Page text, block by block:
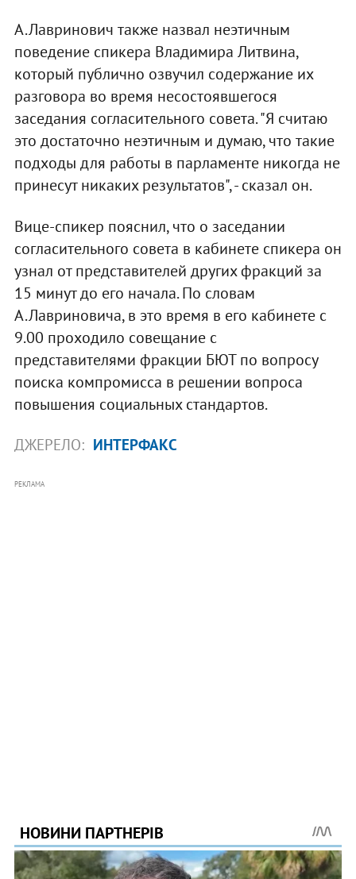
А.Лавринович также назвал неэтичным
поведение спикера Владимира Литвина,
который публично озвучил содержание их
разговора во время несостоявшегося
заседания согласительного совета. "Я считаю
это достаточно неэтичным и думаю, что такие
подходы для работы в парламенте никогда не
принесут никаких результатов", - сказал он.
Вице-спикер пояснил, что о заседании
согласительного совета в кабинете спикера он
узнал от представителей других фракций за
15 минут до его начала. По словам
А.Лавриновича, в это время в его кабинете с
9.00 проходило совещание с
представителями фракции БЮТ по вопросу
поиска компромисса в решении вопроса
повышения социальных стандартов.
ДЖЕРЕЛО: ИНТЕРФАКС
РЕКЛАМА